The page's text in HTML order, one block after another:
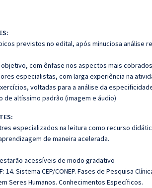
previstos no edital, após minuciosa análise
com ênfase nos aspectos mais
especialistas, com larga experiência na
voltadas para a análise da
de altíssimo padrão (imagem e áudio)
especializados na leitura como recurso
de maneira acelerada.
acessíveis de modo gradativo
14. Sistema CEP/CONEP. Fases de Pesquisa
Seres Humanos. Conhecimentos Específicos.